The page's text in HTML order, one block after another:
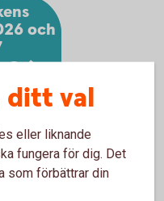
och
ditt val
eller liknande
fungera för dig. Det
som förbättrar din